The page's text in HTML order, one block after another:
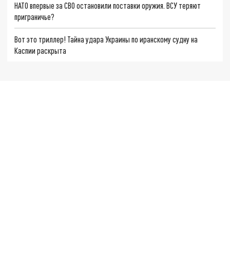
НАТО впервые за СВО остановили поставки оружия. ВСУ теряют
приграничье?
Вот это триллер! Тайна удара Украины по иранскому судну на
Каспии раскрыта